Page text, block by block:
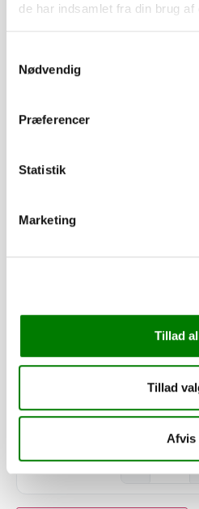
de har indsamlet fra din brug af
Nødvendig
Præferencer
Statistik
Marketing
Tillad
Tillad
Afvis
SKU: 41537
Stålbagsmæk
SKU: M101843
−